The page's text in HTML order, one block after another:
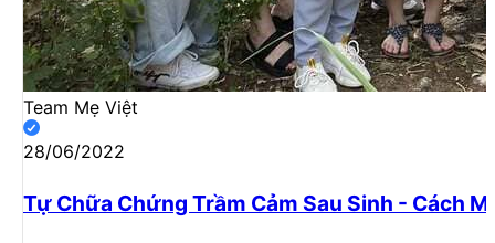
Team Mẹ Việt
28/06/2022
Tự Chữa Chứng Trầm Cảm Sau Sinh - Cách